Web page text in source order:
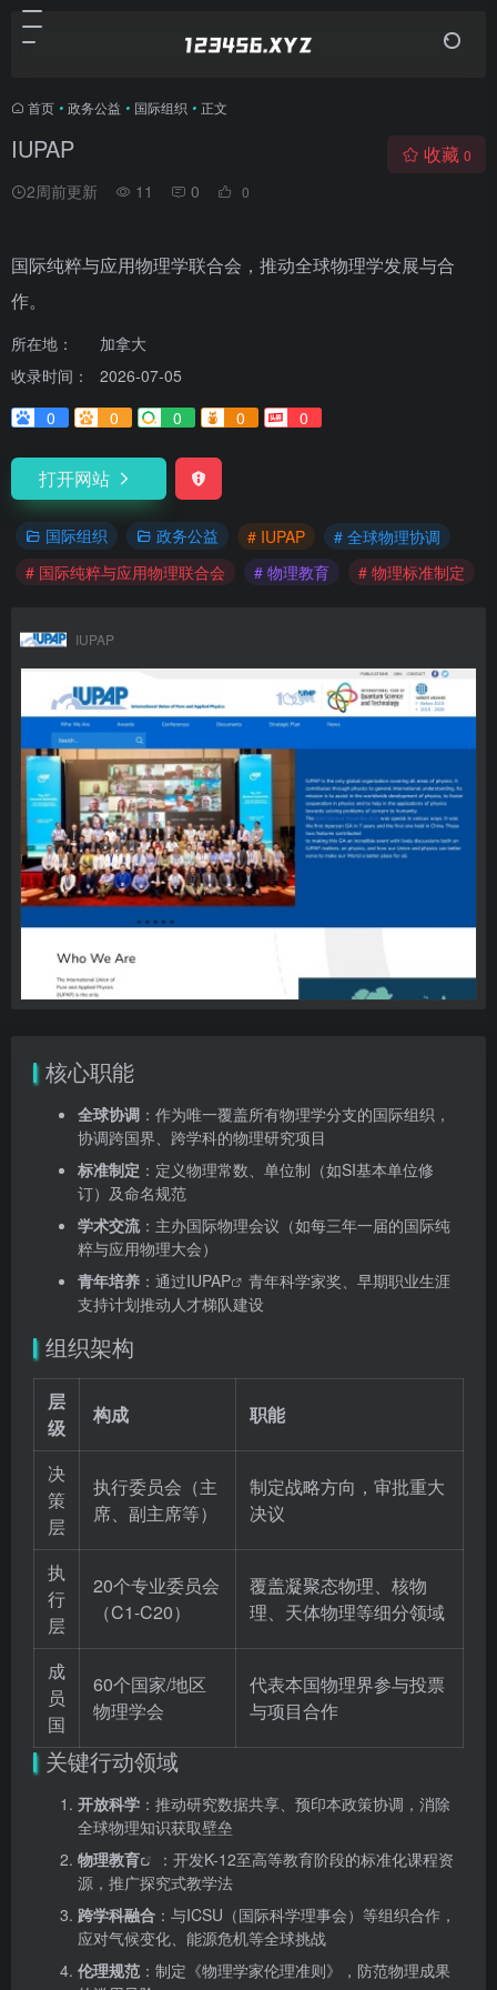
首页 • 政务公益 • 国际组织 • 正文
IUPAP
2周前更新 11 0 0
收藏 0
国际纯粹与应用物理学联合会，推动全球物理学发展与合
作。
所在地：
加拿大
收录时间：
2026-07-05
0
0 0 0 0
打开网站
国际组织 政务公益 # IUPAP
# 全球物理协调
# 国际纯粹与应用物理联合会
# 物理教育 # 物理标准制定
IUPAP
核心职能
全球协调 ：作为唯一覆盖所有物理学分支的国际组织，
协调跨国界、跨学科的物理研究项目
标准制定 ：定义物理常数、单位制（如SI基本单位修
订）及命名规范
学术交流：主办国际物理会议（如每三年一届的国际纯
粹与应用物理大会）
青年培养 ：通过IUPAP
青年科学家奖、早期职业生涯
支持计划推动人才梯队建设
组织架构
层
级
构成 职能
决
策
层
执行委员会（主
席、副主席等）
制定战略方向，审批重大
决议
执
行
层
20个专业委员会
（C1-C20）
覆盖凝聚态物理、核物
理、天体物理等细分领域
成
员
国
60个国家/地区
物理学会
代表本国物理界参与投票
与项目合作
关键行动领域
开放科学 ：推动研究数据共享、预印本政策协调，消除
全球物理知识获取壁垒
物理教育
：开发K-12至高等教育阶段的标准化课程资
源，推广探究式教学法
跨学科融合 ：与ICSU（国际科学理事会）等组织合作，
应对气候变化、能源危机等全球挑战
伦理规范 ：制定《物理学家伦理准则》，防范物理成果